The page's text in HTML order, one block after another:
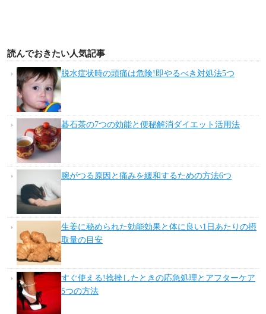
読んでおきたい人気記事
脱水症状時の頭痛は危険!即やるべき対処法5つ
碁石茶の7つの効能と便秘解消ダイエット活用法
腕がつる原因と痛みを緩和するための方法6つ
生姜に秘められた効能効果と体に良い1日あたりの摂
取量の目安
すぐ使える!捻挫したときの応急処理とアフターケア
5つの方法